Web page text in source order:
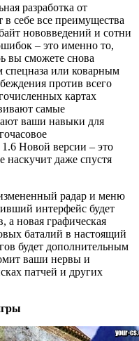
разработка от
себе все преимущества
нововведений и сотни
– это именно то,
вы сможете снова
спецназа или коварным
против всего
картах
самые
ваши навыки для
Новой версии – это
наскучит даже спустя
радар и меню
интерфейс будет
а новая графическая
баталий в настоящий
будет дополнительным
ваши нервы и
патчей и других